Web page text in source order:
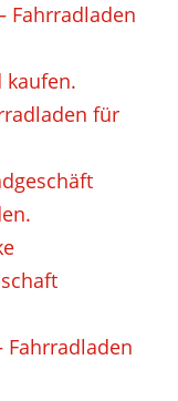
Fahrradladen
kaufen.
für
Fahrradladen